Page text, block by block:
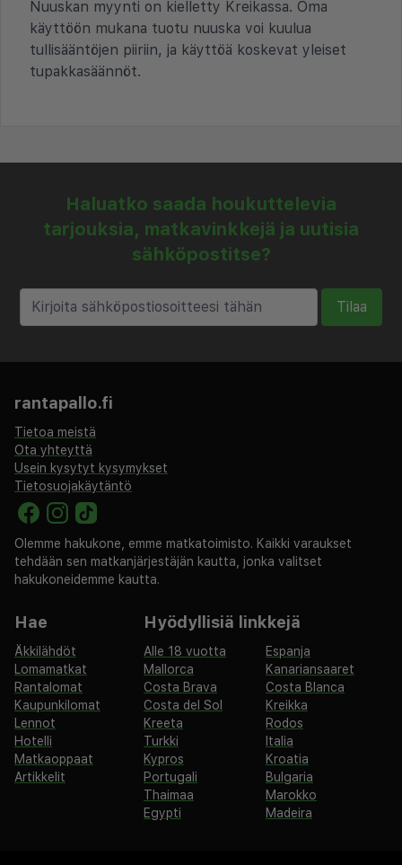
Nuuskan myynti on kielletty Kreikassa. Oma
käyttöön mukana tuotu nuuska voi kuulua
tullisääntöjen piiriin, ja käyttöä koskevat yleiset
tupakkasäännöt.
Haluatko saada houkuttelevia
tarjouksia, matkavinkkejä ja uutisia
sähköpostitse?
Tilaa
rantapallo.fi
Tietoa meistä
Ota yhteyttä
Usein kysytyt kysymykset
Tietosuojakäytäntö
Olemme hakukone, emme matkatoimisto. Kaikki varaukset
tehdään sen matkanjärjestäjän kautta, jonka valitset
hakukoneidemme kautta.
Hae
Äkkilähdöt
Lomamatkat
Rantalomat
Kaupunkilomat
Lennot
Hotelli
Matkaoppaat
Artikkelit
Hyödyllisiä linkkejä
Alle 18 vuotta
Espanja
Mallorca
Kanariansaaret
Costa Brava
Costa Blanca
Costa del Sol
Kreikka
Kreeta
Rodos
Turkki
Italia
Kypros
Kroatia
Portugali
Bulgaria
Thaimaa
Marokko
Egypti
Madeira